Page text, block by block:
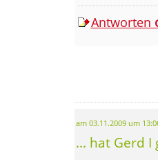
Antworten
am 03.11.2009 um
... hat Gerd I